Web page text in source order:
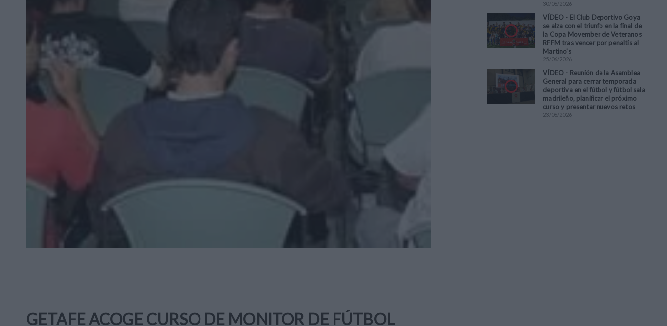
GETAFE ACOGE CURSO DE MONITOR DE FÚTBOL
30/06/2026
VÍDEO - El Club Deportivo Goya
se alza con el triunfo en la final de
la Copa Movember de Veteranos
RFFM tras vencer por penaltis al
Martino's
25/06/2026
VÍDEO - Reunión de la Asamblea
General para cerrar temporada
deportiva en el fútbol y fútbol sala
madrileño, planificar el próximo
curso y presentar nuevos retos
23/06/2026